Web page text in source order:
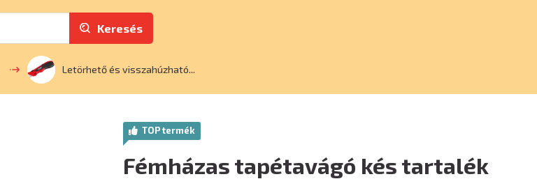
Keresés
Letörhető és visszahúzható...
TOP termék
Fémházas tapétavágó kés tartalék